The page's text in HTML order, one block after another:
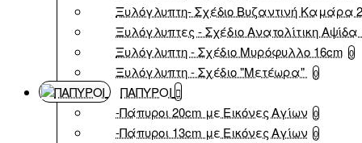
Ξυλόγλυπτη- Σχέδιο Βυζαντινή Καμάρα
Ξυλόγλυπτες - Σχέδιο Ανατολίτικη Αψίδα
Ξυλόγλυπτη - Σχέδιο Μυρόφυλλο 16cm 0
Ξυλόγλυπτη - Σχέδιο "Μετέωρα" 0
ΠΑΠΥΡΟΙ
-Πάπυροι 20cm με Εικόνες Αγίων 0
-Πάπυροι 13cm με Εικόνες Αγίων 0